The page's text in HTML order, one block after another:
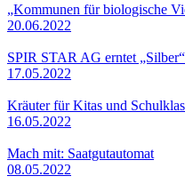
„Kommunen für biologische
20.06.2022
SPIR STAR AG erntet
17.05.2022
Kräuter für Kitas und
16.05.2022
Mach mit: Saatgutautomat
08.05.2022